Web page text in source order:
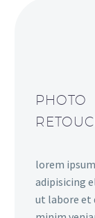
PHOTO
lorem
adipisicing
ut labore et